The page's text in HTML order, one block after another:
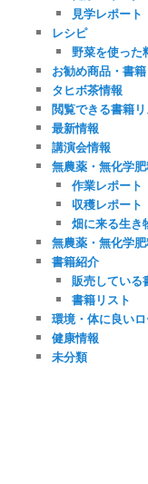
見学レポート
レシピ
野菜を使った
お勧め商品・書
タヒボ茶情報
閲覧できる書籍リ
最新情報
講演会情報
無農薬・無化学
作業レポート
収穫レポート
畑に来る生き
無農薬・無化学
書籍紹介
販売している
書籍リスト
環境・体に良い
健康情報
未分類